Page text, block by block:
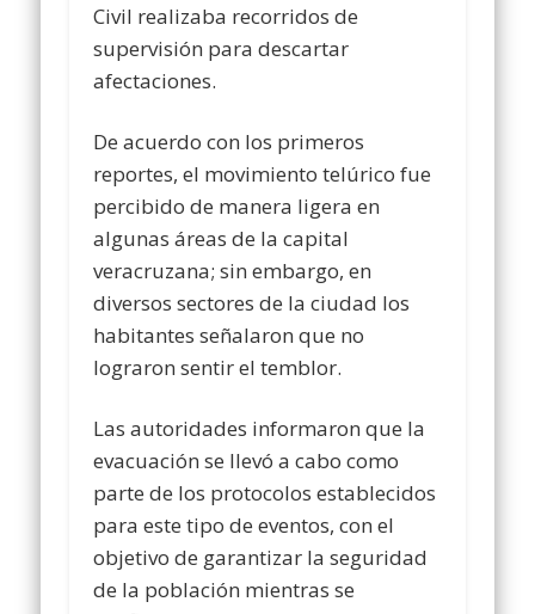
Civil realizaba recorridos de
supervisión para descartar
afectaciones.
De acuerdo con los primeros
reportes, el movimiento telúrico fue
percibido de manera ligera en
algunas áreas de la capital
veracruzana; sin embargo, en
diversos sectores de la ciudad los
habitantes señalaron que no
lograron sentir el temblor.
Las autoridades informaron que la
evacuación se llevó a cabo como
parte de los protocolos establecidos
para este tipo de eventos, con el
objetivo de garantizar la seguridad
de la población mientras se